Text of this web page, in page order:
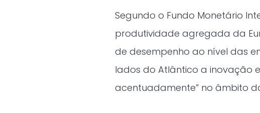
Segundo o Fundo Monetário
produtividade agregada da
de desempenho ao nível das
lados do Atlântico a inovação
acentuadamente” no âmbito